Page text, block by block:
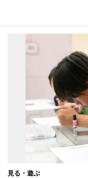
見る・遊ぶ